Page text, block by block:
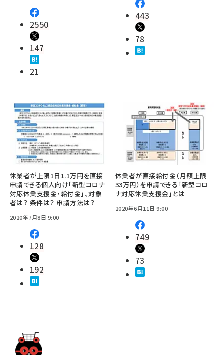
2550
147
21
443
78
休業者が上限1日1.1万円を直接
申請できる個人向け「新型コロナ
対応休業支援金・給付金」、対象
者は？ 条件は？ 申請方法は？
2020年7月8日 9:00
128
192
休業者が直接給付金（月額上限
33万円）を申請できる「新型コロ
ナ対応休業支援金」とは
2020年6月11日 9:00
749
73